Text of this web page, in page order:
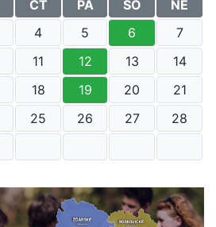
ČT PÁ SO
NE
4 5 6
7
11 12 13
14
18 19 20
21
25 26 27
28